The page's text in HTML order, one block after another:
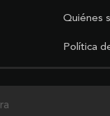
Quiénes
Política